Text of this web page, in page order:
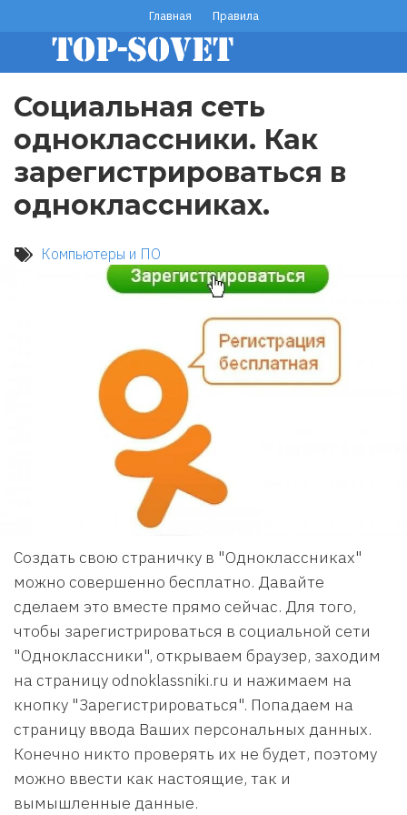
основному
содержанию
footer
menu
Главная Правила
Социальная сеть
одноклассники. Как
зарегистрироваться в
одноклассниках.
Компьютеры и ПО
Создать свою страничку в "Одноклассниках"
можно совершенно бесплатно. Давайте
сделаем это вместе прямо сейчас. Для того,
чтобы зарегистрироваться в социальной сети
"Одноклассники", открываем браузер, заходим
на страницу odnoklassniki.ru и нажимаем на
кнопку "Зарегистрироваться". Попадаем на
страницу ввода Ваших персональных данных.
Конечно никто проверять их не будет, поэтому
можно ввести как настоящие, так и
вымышленные данные.